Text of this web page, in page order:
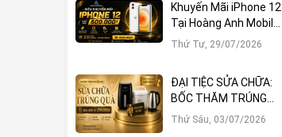
Khuyến Mãi iPhone 12
Tại Hoàng Anh Mobile:
Sở Hữu Ngay Với Hàng
Thứ Tư, 29/07/2026
ĐẠI TIỆC SỬA CHỮA:
BỐC THĂM TRÚNG
LỚN – CƠ HỘI NHẬN
Thứ Sáu, 03/07/2026